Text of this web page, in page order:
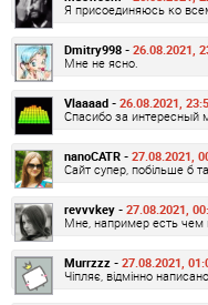
Я присоединяюсь ко
Dmitry998 - 26.08.2021,
Мне не ясно.
Vlaaaad - 26.08.2021,
Спасибо за интересный
nanoCATR - 27.08.2021,
Сайт супер, побільше б
revvvkey - 27.08.2021,
Мне, например есть чем
Murrzzz - 27.08.2021,
Чіпляє, відмінно